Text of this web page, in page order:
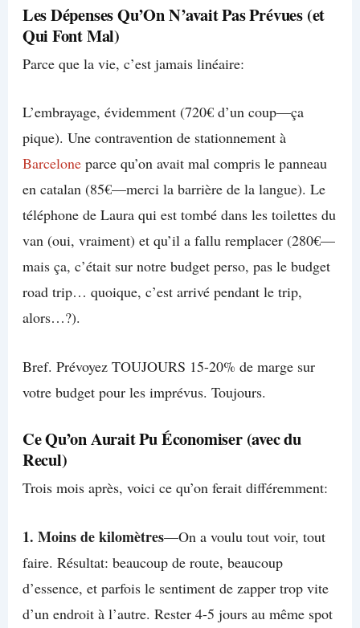
Les Dépenses Qu’On N’avait Pas Prévues (et
Qui Font Mal)
Parce que la vie, c’est jamais linéaire:
L’embrayage, évidemment (720€ d’un coup—ça
pique). Une contravention de stationnement à
Barceloneparce qu’on avait mal compris le panneau
en catalan (85€—merci la barrière de la langue). Le
téléphone de Laura qui est tombé dans les toilettes du
van (oui, vraiment) et qu’il a fallu remplacer (280€—
mais ça, c’était sur notre budget perso, pas le budget
road trip… quoique, c’est arrivé pendant le trip,
alors…?).
Bref. Prévoyez TOUJOURS 15-20% de marge sur
votre budget pour les imprévus. Toujours.
Ce Qu’on Aurait Pu Économiser (avec du
Recul)
Trois mois après, voici ce qu’on ferait différemment:
1. Moins de kilomètres—On a voulu tout voir, tout
faire. Résultat: beaucoup de route, beaucoup
d’essence, et parfois le sentiment de zapper trop vite
d’un endroit à l’autre. Rester 4-5 jours au même spot